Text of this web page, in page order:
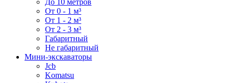
До 10 метров
От 0 - 1 м³
От 1 - 2 м³
От 2 - 3 м³
Габаритный
Не габаритный
Мини-экскаваторы
Jcb
Komatsu